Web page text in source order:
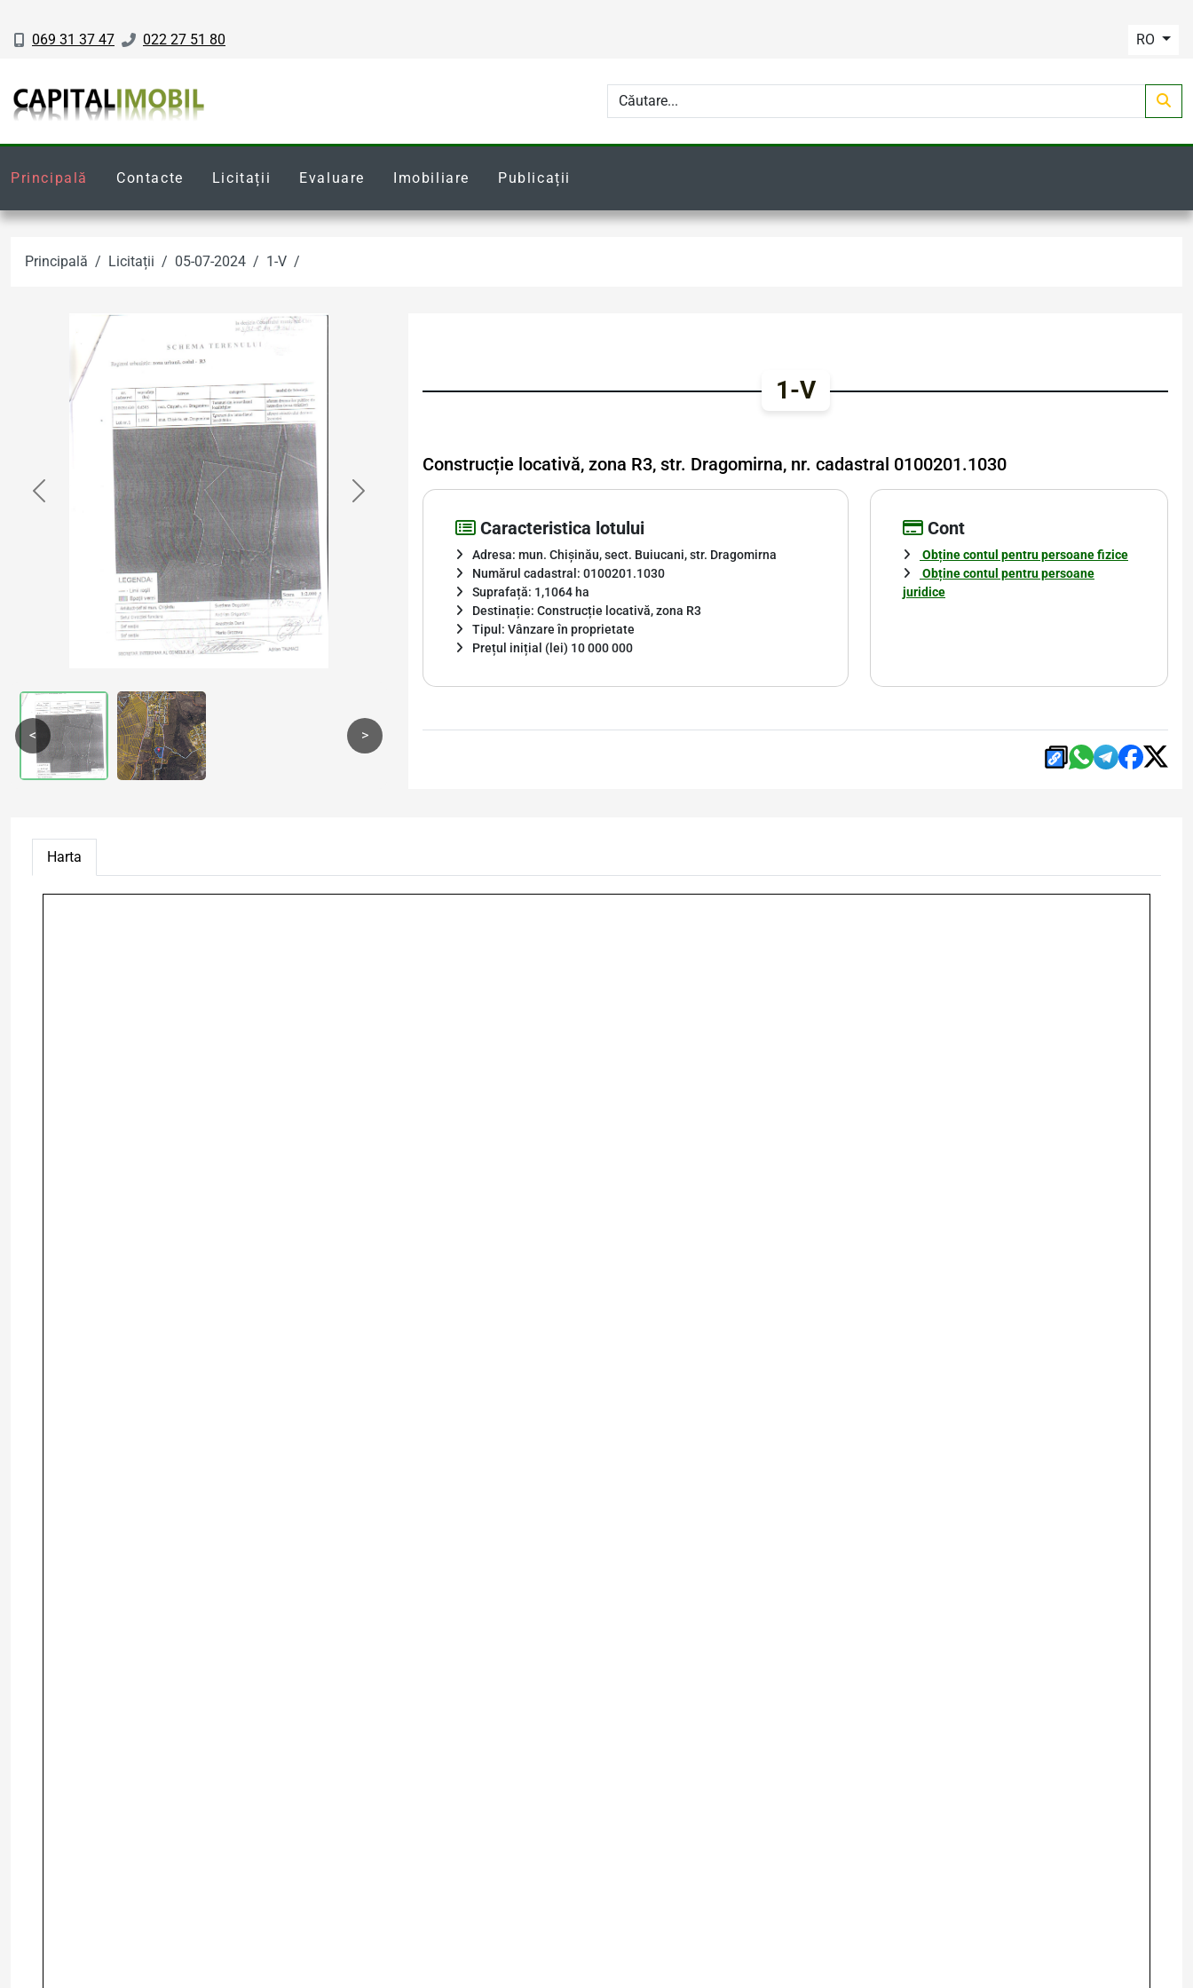
069 31 37 47 022 27 51 80 RO
Principală Contacte Licitații Evaluare Imobiliare Publicații
Principală Licitații 05-07-2024 1-V
Previous Next
< >
1-V
Construcție locativă, zona R3, str. Dragomirna, nr. cadastral 0100201.1030
Caracteristica lotului
Adresa: mun. Chișinău, sect. Buiucani, str. Dragomirna
Numărul cadastral: 0100201.1030
Suprafață: 1,1064 ha
Destinație: Construcție locativă, zona R3
Tipul: Vânzare în proprietate
Prețul inițial (lei) 10 000 000
Cont
Obține contul pentru persoane fizice
Obține contul pentru persoane
juridice
Harta